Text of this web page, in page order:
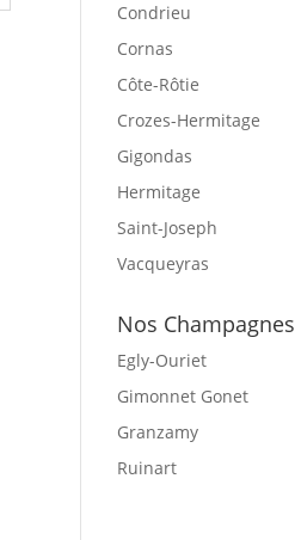
Condrieu
Cornas
Côte-Rôtie
Crozes-Hermitage
Gigondas
Hermitage
Saint-Joseph
Vacqueyras
Nos Champagnes
Egly-Ouriet
Gimonnet Gonet
Granzamy
Ruinart